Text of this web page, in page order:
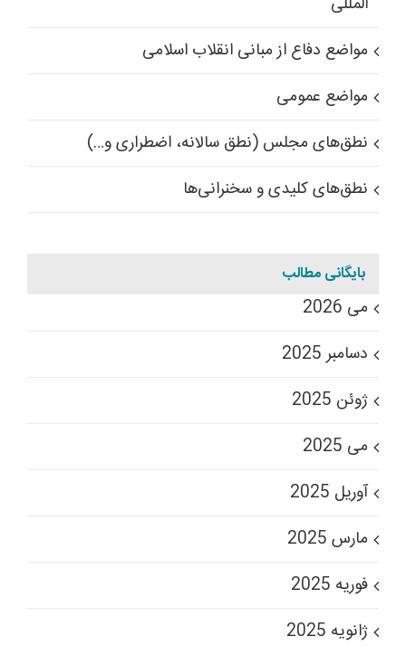
مواضع دفاع از مبانی انقلاب اسلامی
مواضع عمومی
نطق‌های مجلس (نطق سالانه، اضطراری و…)
نطق‌های کلیدی و سخنرانی‌ها
بایگانی مطالب
می 2026
دسامبر 2025
ژوئن 2025
می 2025
آوریل 2025
مارس 2025
فوریه 2025
ژانویه 2025